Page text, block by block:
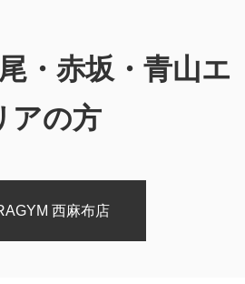
・赤坂・青山エ
アの方
西麻布店